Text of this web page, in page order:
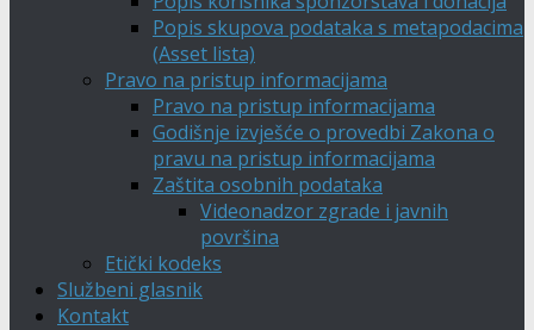
Popis skupova podataka s metapodacima
(Asset lista)
Pravo na pristup informacijama
Pravo na pristup informacijama
Godišnje izvješće o provedbi Zakona o
pravu na pristup informacijama
Zaštita osobnih podataka
Videonadzor zgrade i javnih
površina
Etički kodeks
Službeni glasnik
Kontakt